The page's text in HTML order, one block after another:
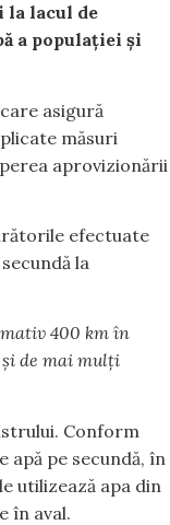
la lacul de
a populației și
asigură
măsuri
aprovizionării
efectuate
la
400 km în
de mai mulți
Conform
pe secundă, în
utilizează apa din
în aval.